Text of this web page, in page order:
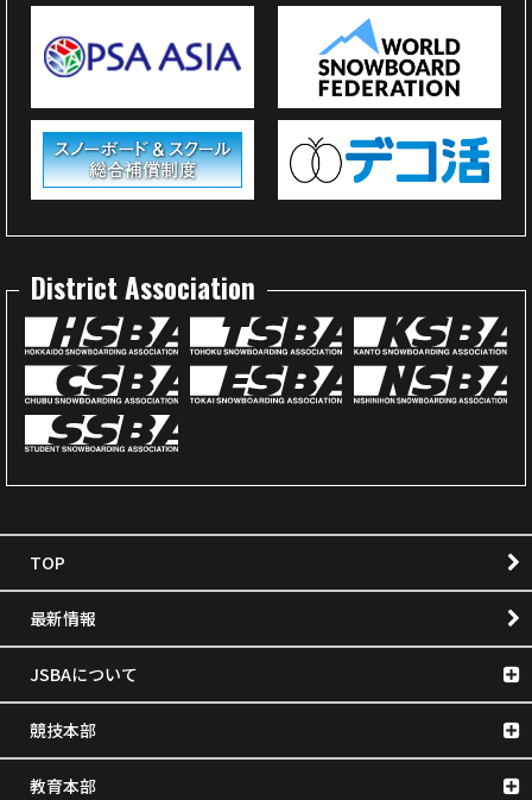
District Association
TOP
最新情報
JSBAについて
競技本部
教育本部